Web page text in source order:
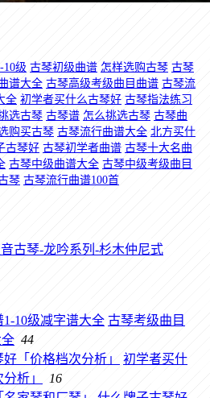
10级 古琴初级曲谱 怎样选购古琴 古琴
谱大全 古琴高级考级曲目曲谱 古琴流
全 初学者买什么古琴好 古琴指法练习
选古琴 古琴谱 怎么挑选古琴 古琴曲
购买古琴 古琴流行曲谱大全 北方买什
古琴好 古琴初学者曲谱 古琴十大名曲
古琴中级曲谱大全 古琴中级考级曲目
琴 古琴流行曲谱100首
古琴考级曲目
44
初学者买什
析」
16